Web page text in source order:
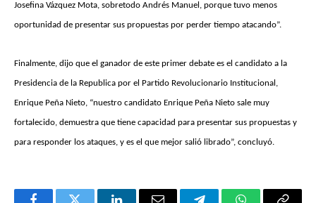
Josefina Vázquez Mota, sobretodo Andrés Manuel, porque tuvo menos
oportunidad de presentar sus propuestas por perder tiempo atacando”.
Finalmente, dijo que el ganador de este primer debate es el candidato a la
Presidencia de la Republica por el Partido Revolucionario Institucional,
Enrique Peña Nieto, “nuestro candidato Enrique Peña Nieto sale muy
fortalecido, demuestra que tiene capacidad para presentar sus propuestas y
para responder los ataques, y es el que mejor salió librado”, concluyó.